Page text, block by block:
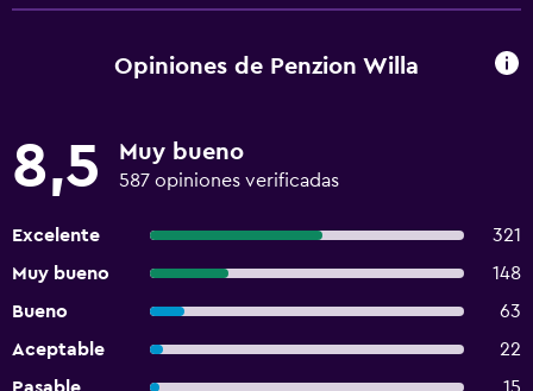
Opiniones de Penzion Willa
8,5 Muy bueno
587 opiniones verificadas
Excelente
321
Muy bueno
148
Bueno
63
Aceptable
22